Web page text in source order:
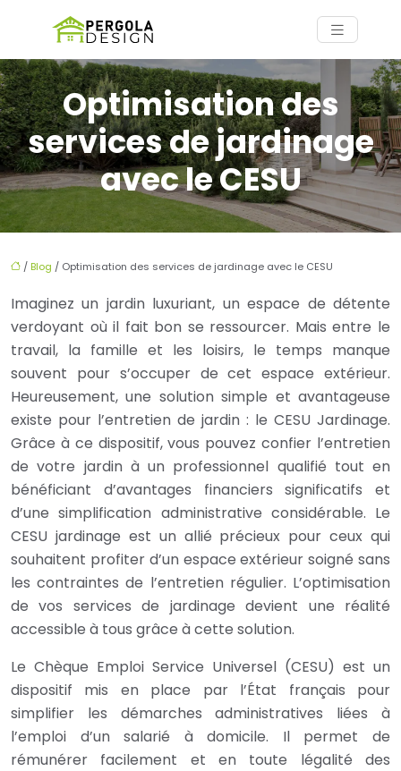
Optimisation des
services de jardinage
avec le CESU
/ Blog / Optimisation des services de jardinage avec le CESU
Imaginez un jardin luxuriant, un espace de détente
verdoyant où il fait bon se ressourcer. Mais entre le
travail, la famille et les loisirs, le temps manque
souvent pour s’occuper de cet espace extérieur.
Heureusement, une solution simple et avantageuse
existe pour l’entretien de jardin : le CESU Jardinage.
Grâce à ce dispositif, vous pouvez confier l’entretien
de votre jardin à un professionnel qualifié tout en
bénéficiant d’avantages financiers significatifs et
d’une simplification administrative considérable. Le
CESU jardinage est un allié précieux pour ceux qui
souhaitent profiter d’un espace extérieur soigné sans
les contraintes de l’entretien régulier. L’optimisation
de vos services de jardinage devient une réalité
accessible à tous grâce à cette solution.
Le Chèque Emploi Service Universel (CESU) est un
dispositif mis en place par l’État français pour
simplifier les démarches administratives liées à
l’emploi d’un salarié à domicile. Il permet de
rémunérer facilement et en toute légalité des